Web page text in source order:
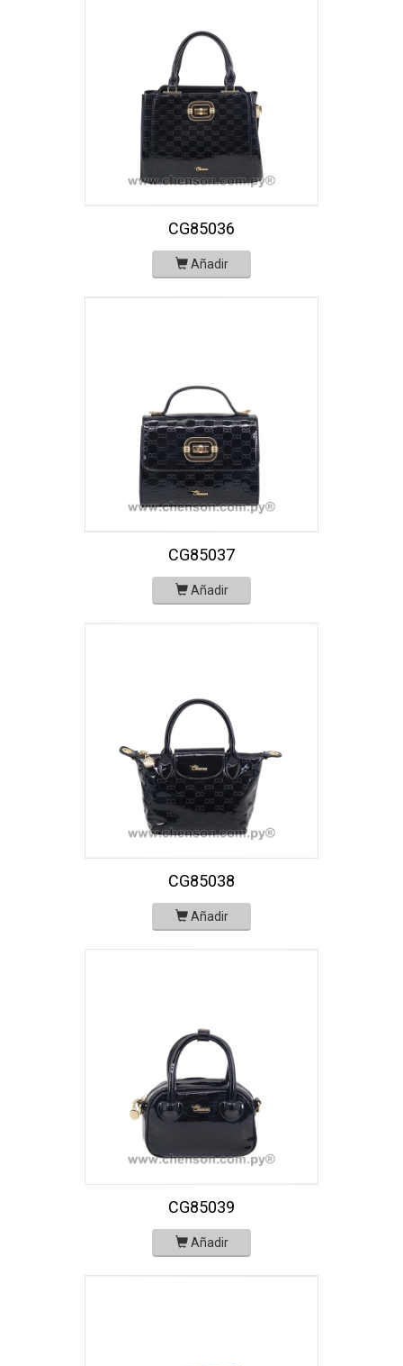
CG85036
Añadir
CG85037
Añadir
CG85038
Añadir
CG85039
Añadir